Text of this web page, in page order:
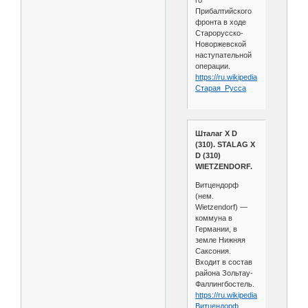
Прибалтийского
фронта в ходе
Старорусско-
Новоржевской
наступательной
операции.
https://ru.wikipedia.org/wiki/
Старая_Русса
Шталаг X D
(310). STALAG X
D (310)
WIETZENDORF.
Витцендорф
(нем.
Wietzendorf) —
коммуна в
Германии, в
земле Нижняя
Саксония.
Входит в состав
района Зольтау-
Фаллингбостель.
https://ru.wikipedia.org/wiki/
Витцендорф